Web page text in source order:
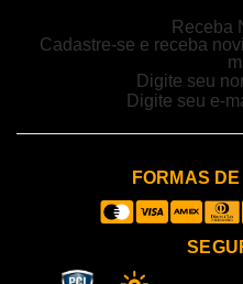
Receba
Cadastre-se e receba
FORMAS